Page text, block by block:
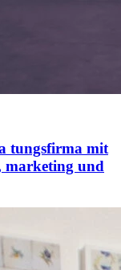
tungsfirma mit
marketing und